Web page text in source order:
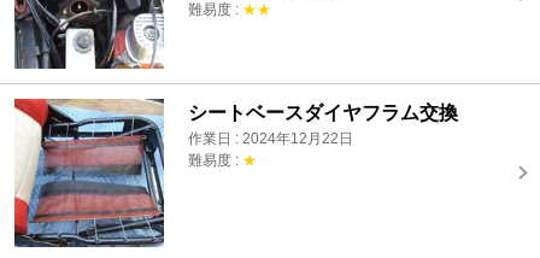
難易度 : ★★
シートベースダイヤフラム交換
作業日 : 2024年12月22日
難易度 : ★